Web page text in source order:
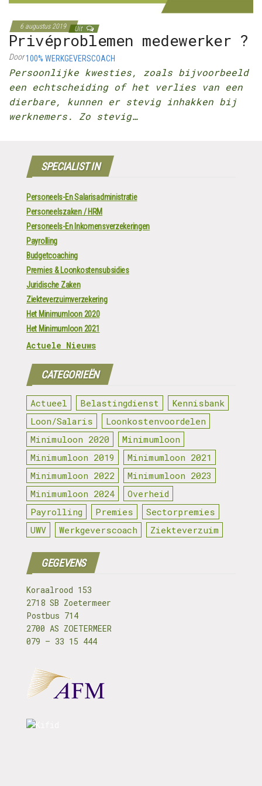
6 augustus 2019 Uit
Privéproblemen medewerker ?
Door100% WERKGEVERSCOACH
Persoonlijke kwesties, zoals bijvoorbeeld
een echtscheiding of het verlies van een
dierbare, kunnen er stevig inhakken bij
werknemers. Zo stevig…
SPECIALIST IN
Personeels-En Salarisadministratie
Personeelszaken / HRM
Personeels-En Inkomensverzekeringen
Payrolling
Budgetcoaching
Premies & Loonkostensubsidies
Juridische Zaken
Ziekteverzuimverzekering
Het Minimumloon 2020
Het Minimumloon 2021
Actuele Nieuws
CATEGORIEËN
Actueel Belastingdienst
Kennisbank
Loon/Salaris
Loonkostenvoordelen
Minimuloon 2020
Minimumloon
Minimumloon 2019
Minimumloon 2021
Minimumloon 2022
Minimumloon 2023
Minimumloon 2024
Overheid
Payrolling
Premies
Sectorpremies
UWV
Werkgeverscoach Ziekteverzuim
GEGEVENS
Koraalrood 153
2718 SB Zoetermeer
Postbus 714
2700 AS ZOETERMEER
079 – 33 15 444